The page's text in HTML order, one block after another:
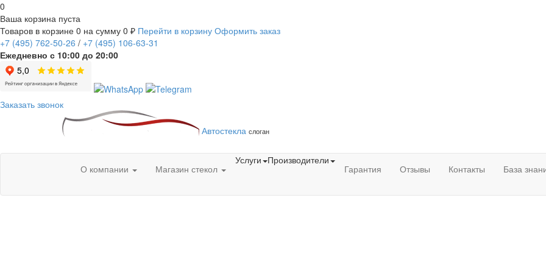
0
Ваша корзина пуста
Товаров в корзине 0 на сумму 0 ₽ Перейти в корзину Оформить заказ
+7 (495) 762-50-26 / +7 (495) 106-63-31
Ежедневно с 10:00 до 20:00
Заказать звонок
Автостекла слоган
О компании Магазин стекол
Услуги Производители
Гарантия Отзывы Контакты База